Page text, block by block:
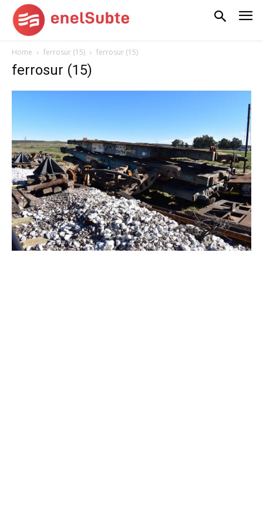
Home ferrosur (15) ferrosur (15)
ferrosur (15)